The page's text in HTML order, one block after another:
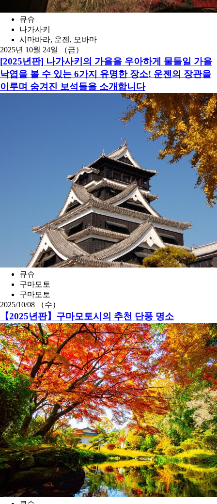
큐슈
나가사키
시마바라, 운젠, 오바마
2025년 10월 24일 （금）
[2025년판] 나가사키의 가을을 우아하게 물들일 가을
낙엽을 볼 수 있는 6가지 유명한 장소! 운젠의 장관을
이루며 숨겨진 보석들을 소개합니다
큐슈
구마모토
구마모토
2025/10/08 （수）
【2025년판】구마모토시의 추천 단풍 명소